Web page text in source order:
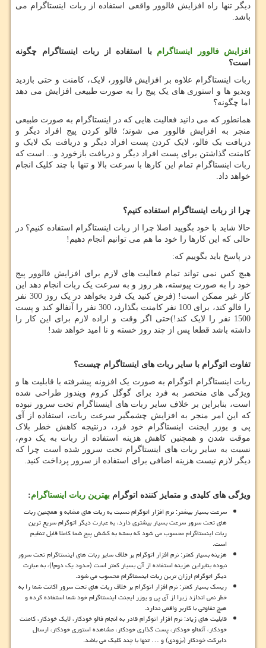
دیگر تنها راه افزایش فالوور واقعی استفاده از ربات اینستاگرام می
باشد.
افزایش فالوور اینستاگرام با استفاده از ربات اینستاگرام چگونه
است؟
ربات اینستاگرام علاوه بر افزایش فالوور، لایک، کامنت و حتی بازدید
ویدیو ها و استوری های یک پیج را به صورت طبیعی افزایش می دهد
اما چگونه؟
همانطور که می دانید فعالیت هایی که در اینستاگرام به صورت طبیعی
منجر به افزایش فالوور می شوند؛ فالو کردن پیج افراد دیگر و
دریافت بک فالو، لایک کردن پست افراد دیگر و دریافت بک لایک و
کامنت گذاشتن برای پست افراد دیگر و دریافت بازخورد و... است که
ربات اینستاگرام تمام این کارها با سرعت بالا و تنها با چند کلیک انجام
خواهد داد.
چرا از ربات اینستاگرام استفاده کنیم؟
حالا شاید با خود بگویید اصلا چرا از ربات اینستاگرام استفاده کنیم؟ در
حالی که این کارها را خود ما هم می توانیم انجام دهیم!
در پاسخ باید بگوییم که:
هیچ کس نمی تواند تمام فعالیت های لازم برای افزایش فالوور پیج
خود را به صورت پیوسته، هر روز و به سرعت یک ربات انجام دهد این
کار غیر ممکن است! (فرض کنید یک فرد بخواهد در یک روز 300 نفر
را فالو کند، برای 100 نفر کامنت بگذارد، 300 نفر را آنفالو کند و پست
1500 نفر را لایک کند!)حتی اگر وقت و اراده لازم برای این کار را
داشته باشد قطعا پس از چند روز خسته و نا امید خواهد شد!
تفاوت اتوگرام با سایر ربات های اینستاگرام چیست؟
ربات اینستاگرام اتوگرام به صورت یک افزونه پیشرفته با قابلیت ها و
ویژگی های منحصر به فرد برای گوگل کروم ویندوز طراحی شده
است، بنابراین بر خلاف سایر ربات های اینستاگرام تحت سرور نبوده
که این امر منجر به افزایش چشمگیر سرعت ربات، استفاده از آی
پی و یوزر ایجنت اینستاگرام خود فرد، درنتیجه کاهش خطر بلاک
موقت شدن و همچنین کاهش هزینه استفاده از ربات به یک دوم،
نسبت به سایر ربات های اینستاگرام تحت سرور شده است چرا که
دیگر لازم نیست هزینه اضافی برای استفاده از سرور پرداخت کنید.
ویژگی های کلیدی و متمایز کننده اتوگرام بهترین ربات اینستاگرام:
سرعت بسیار بیشتر: نرم افزار اتوگرام نسبت به ربات های مشابه و همچنین ربات
های تحت سرور سرعت بسیار بیشتری دارد، به عبارت دیگر اتوگرام سریع ترین
ربات اینستاگرام محسوب می شود که بسته به کشش پیج شما کاملا قابل تنظیم
است.
هزینه بسیار کمتر: نرم افزار اتوگرام بر خلاف سایر ربات های اینستاگرام تحت سرور
نبوده بنابراین هزینه استفاده از آن بسیار کمتر است (حدود یک دوم!)، به عبارت
دیگر اتوگرام ارزان ترین ربات اینستاگرام محسوب می شود.
ریسک بسیار کمتر: نرم افزار اتوگرام بر خلاف ربات های تحت سرور اکانت شما را به
خطر نمی اندازد زیرا از آی پی و یوزر ایجنت اینستاگرام خود شما استفاده کرده و
هیچ تفاوتی با کاربر واقعی ندارد.
قابلیت های زیاد: نرم افزار اتوگرام قادر به انجام فالو خودکار، لایک خودکار، کامنت
خودکار، آنفالو خودکار، پست گذاری خودکار، مشاهده استوری خودکار، ارسال
دایرکت خودکار (بزودی) و … تنها با چند کلیک می باشد.